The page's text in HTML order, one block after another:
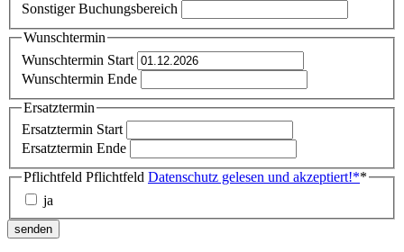
Sonstiger Buchungsbereich
Wunschtermin
Wunschtermin Start
Wunschtermin Ende
Ersatztermin
Ersatztermin Start
Ersatztermin Ende
Pflichtfeld Pflichtfeld Datenschutz gelesen und akzeptiert!**
ja
senden